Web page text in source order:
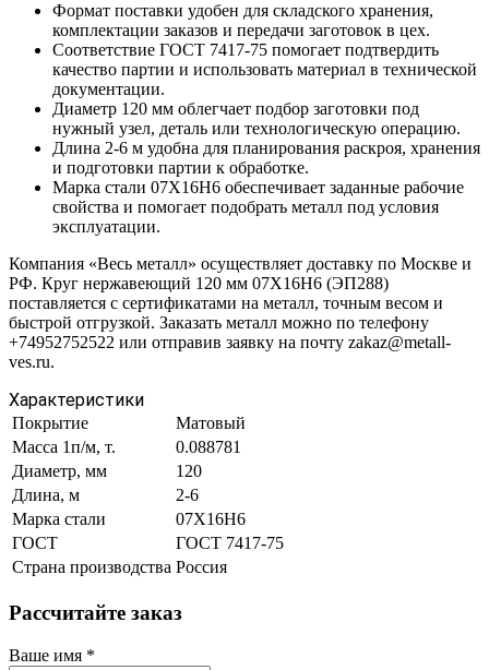
Формат поставки удобен для складского хранения,
комплектации заказов и передачи заготовок в цех.
Соответствие ГОСТ 7417-75 помогает подтвердить
качество партии и использовать материал в технической
документации.
Диаметр 120 мм облегчает подбор заготовки под
нужный узел, деталь или технологическую операцию.
Длина 2-6 м удобна для планирования раскроя, хранения
и подготовки партии к обработке.
Марка стали 07Х16Н6 обеспечивает заданные рабочие
свойства и помогает подобрать металл под условия
эксплуатации.
Компания «Весь металл» осуществляет доставку по Москве и
РФ. Круг нержавеющий 120 мм 07Х16Н6 (ЭП288)
поставляется с сертификатами на металл, точным весом и
быстрой отгрузкой. Заказать металл можно по телефону
+74952752522 или отправив заявку на почту zakaz@metall-
ves.ru.
Характеристики
Покрытие
Матовый
Масса 1п/м, т.
0.088781
Диаметр, мм
120
Длина, м
2-6
Марка стали
07Х16Н6
ГОСТ
ГОСТ 7417-75
Страна производства Россия
Рассчитайте заказ
Ваше имя *